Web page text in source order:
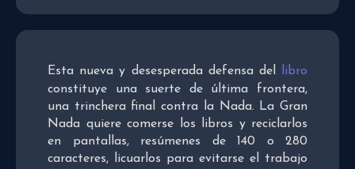
Esta nueva y desesperada defensa del
libro
constituye una suerte de última frontera,
una trinchera final contra la Nada. La Gran
Nada quiere comerse los libros y reciclarlos
en pantallas, resúmenes de 140 o 280
caracteres, licuarlos para evitarse el trabajo